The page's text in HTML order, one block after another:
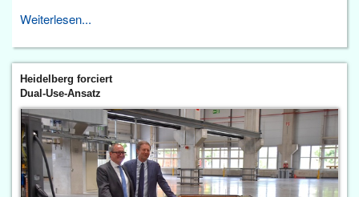
Weiterlesen...
Heidelberg forciert
Dual-Use-Ansatz